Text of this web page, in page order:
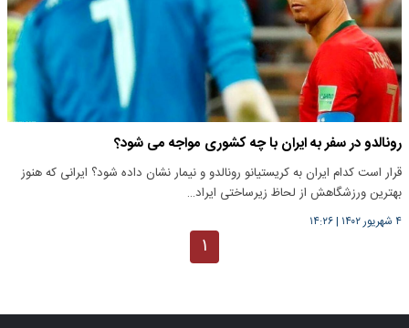
رونالدو در سفر به ایران با چه کشوری مواجه می شود؟
قرار است کدام ایران به کریستیانو رونالدو و نیمار نشان داده شود؟ ایرانی که هنوز
بهترین ورزشگاهش از لحاظ زیرساختی ایراد…
۴ شهریور ۱۴۰۲ |۱۴:۲۶
۱